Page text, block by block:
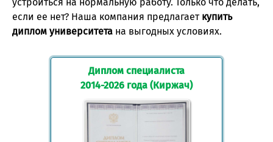
если ее нет? Наша компания предлагает купить
диплом университета на выгодных условиях.
Диплом специалиста
2014-2026 года (Киржач)